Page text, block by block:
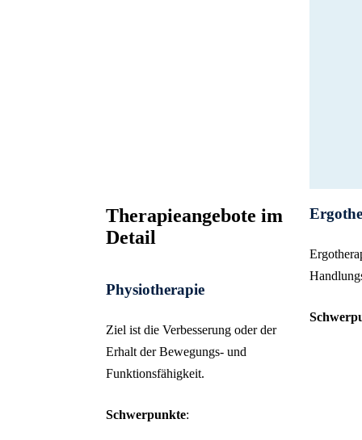
Therapieangebote im
Detail
Physiotherapie
Ziel ist die Verbesserung oder der
Erhalt der Bewegungs- und
Funktionsfähigkeit.
Schwerpunkte: